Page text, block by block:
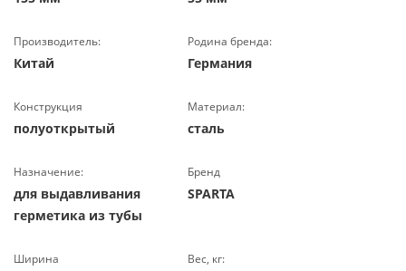
Производитель:
Китай
Родина бренда:
Германия
Конструкция
полуоткрытый
Материал:
сталь
Назначение:
для выдавливания
герметика из тубы
Бренд
SPARTA
Ширина Вес, кг: